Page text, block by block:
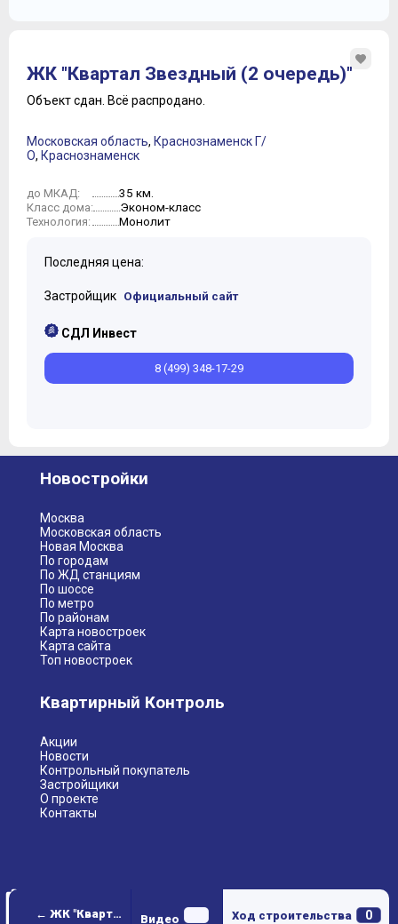
← ЖК "Квартал Звездный (2 очередь)" Видео Ход строительства 0
ЖК "Квартал Звездный (2 очередь)"
Объект сдан. Всё распродано.
Московская область, Краснознаменск Г/
О, Краснознаменск
до МКАД: 35 км.
Класс дома: Эконом-класс
Технология: Монолит
Последняя цена:
Застройщик Официальный сайт
СДЛ Инвест
8 (499) 348-17-29
Новостройки
Москва
Московская область
Новая Москва
По городам
По ЖД станциям
По шоссе
По метро
По районам
Карта новостроек
Карта сайта
Топ новостроек
Квартирный Контроль
Акции
Новости
Контрольный покупатель
Застройщики
О проекте
Контакты